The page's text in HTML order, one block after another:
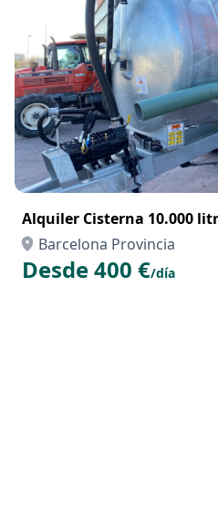
Alquiler Cisterna 10.000
Barcelona Provincia
Desde 400 €/día